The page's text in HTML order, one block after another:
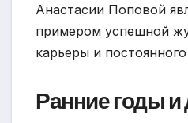
Анастасии Поповой
примером успешной
карьеры и
Ранние годы и